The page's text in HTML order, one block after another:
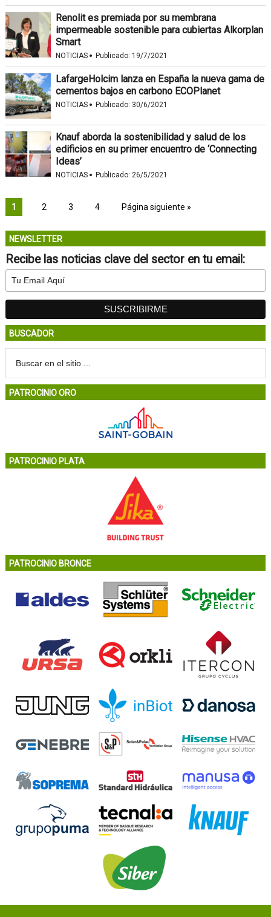
Renolit es premiada por su membrana
impermeable sostenible para cubiertas Alkorplan
Smart
NOTICIAS · Publicado: 19/7/2021
LafargeHolcim lanza en España la nueva gama de
cementos bajos en carbono ECOPlanet
NOTICIAS · Publicado: 30/6/2021
Knauf aborda la sostenibilidad y salud de los
edificios en su primer encuentro de ‘Connecting
Ideas’
NOTICIAS · Publicado: 26/5/2021
1 2 3 4 Página siguiente »
NEWSLETTER
Recibe las noticias clave del sector en tu email:
BUSCADOR
PATROCINIO ORO
PATROCINIO PLATA
PATROCINIO BRONCE